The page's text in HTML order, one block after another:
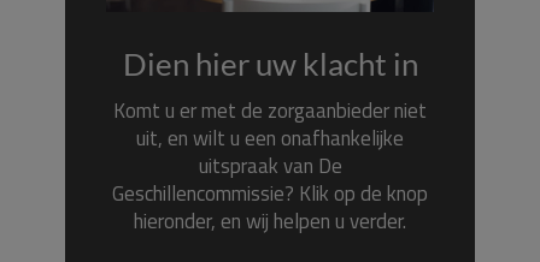
Dien hier uw klacht in
Komt u er met de zorgaanbieder niet
uit, en wilt u een onafhankelijke
uitspraak van De
Geschillencommissie? Klik op de knop
hieronder, en wij helpen u verder.